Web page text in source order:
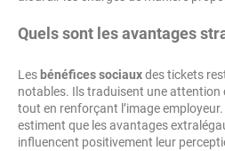
Quels sont les avantages
Les bénéfices sociauxdes tickets
notables. Ils traduisent une attention
tout en renforçant l’image
estiment que les avantages
influencent positivement leur